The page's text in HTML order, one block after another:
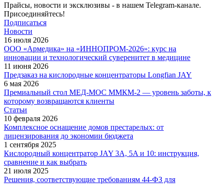
Прайсы, новости и эксклюзивы - в нашем Telegram-канале.
Присоединяйтесь!
Подписаться
Новости
16 июля 2026
ООО «Армедика» на «ИННОПРОМ-2026»: курс на
инновации и технологический суверенитет в медицине
11 июня 2026
Предзаказ на кислородные концентраторы Longfian JAY
6 мая 2026
Премиальный стол МЕД-МОС ММКМ-2 — уровень заботы, к
которому возвращаются клиенты
Статьи
10 февраля 2026
Комплексное оснащение домов престарелых: от
лицензирования до экономии бюджета
1 сентября 2025
Кислородный концентратор JAY 3A, 5A и 10: инструкция,
сравнение и как выбрать
21 июля 2025
Решения, соответствующие требованиям 44-ФЗ для